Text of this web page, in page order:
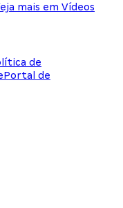
mais em Vídeos
de
Portal de